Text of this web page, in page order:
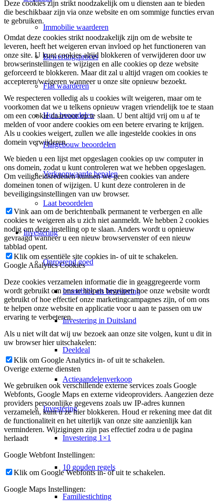
Immobilie waarderen
Bewertingsproces
Flat waarderen
Huis beoordelen
Flatgebouw beoordelen
Verkoopwaarde bepalen
Laat beoordelen
Investering
Onroerend goed
Immobilie als Investering
Investering in Duitsland
Deeldeal
Actieaandelenverkoop
Investering
Investering 1×1
10 gouden regels
Familiestichting
Deze cookies zijn strikt noodzakelijk om u diensten aan te bieden
die beschikbaar zijn via onze website en om sommige functies ervan
te gebruiken.
Omdat deze cookies strikt noodzakelijk zijn om de website te
leveren, heeft het weigeren ervan invloed op het functioneren van
onze site. U kunt cookies altijd blokkeren of verwijderen door uw
browserinstellingen te wijzigen en alle cookies op deze website
geforceerd te blokkeren. Maar dit zal u altijd vragen om cookies te
accepteren/weigeren wanneer u onze site opnieuw bezoekt.
We respecteren volledig als u cookies wilt weigeren, maar om te
voorkomen dat we u telkens opnieuw vragen vriendelijk toe te staan
om een cookie daarvoor op te slaan. U bent altijd vrij om u af te
melden of voor andere cookies om een betere ervaring te krijgen.
Als u cookies weigert, zullen we alle ingestelde cookies in ons
domein verwijderen.
We bieden u een lijst met opgeslagen cookies op uw computer in
ons domein, zodat u kunt controleren wat we hebben opgeslagen.
Om veiligheidsredenen kunnen we geen cookies van andere
domeinen tonen of wijzigen. U kunt deze controleren in de
beveiligingsinstellingen van uw browser.
Vink aan om de berichtenbalk permanent te verbergen en alle
cookies te weigeren als u zich niet aanmeldt. We hebben 2 cookies
nodig om deze instelling op te slaan. Anders wordt u opnieuw
gevraagd wanneer u een nieuw browservenster of een nieuw
tabblad opent.
Klik om essentiële site cookies in- of uit te schakelen.
Google Analytics Cookies
Deze cookies verzamelen informatie die in geaggregeerde vorm
wordt gebruikt om ons te helpen begrijpen hoe onze website wordt
gebruikt of hoe effectief onze marketingcampagnes zijn, of om ons
te helpen onze website en applicatie voor u aan te passen om uw
ervaring te verbeteren.
Als u niet wilt dat wij uw bezoek aan onze site volgen, kunt u dit in
uw browser hier uitschakelen:
Klik om Google Analytics in- of uit te schakelen.
Overige externe diensten
We gebruiken ook verschillende externe services zoals Google
Webfonts, Google Maps en externe videoproviders. Aangezien deze
providers persoonlijke gegevens zoals uw IP-adres kunnen
verzamelen, kunt u ze hier blokkeren. Houd er rekening mee dat dit
de functionaliteit en het uiterlijk van onze site aanzienlijk kan
verminderen. Wijzigingen zijn pas effectief zodra u de pagina
herlaadt
Google Webfont Instellingen:
Klik om Google Webfonts in- of uit te schakelen.
Google Maps Instellingen: